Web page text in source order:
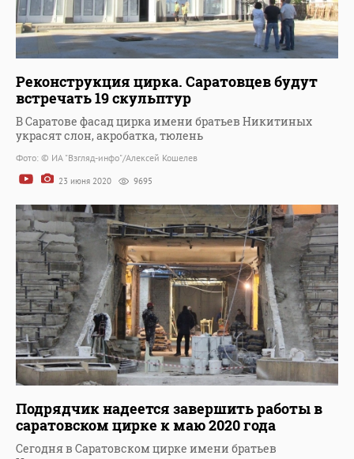
Реконструкция цирка. Саратовцев будут
встречать 19 скульптур
В Саратове фасад цирка имени братьев Никитиных
украсят слон, акробатка, тюлень
Фото: © ИА "Взгляд-инфо"/Алексей Кошелев
23 июня 2020 9695
Подрядчик надеется завершить работы в
саратовском цирке к маю 2020 года
Сегодня в Саратовском цирке имени братьев